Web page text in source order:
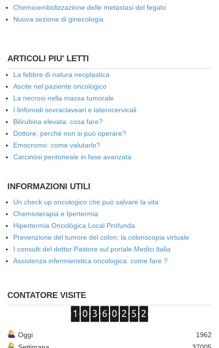
Chemioembolizzazione delle metastasi del fegato
Nuova sezione di ginecologia
ARTICOLI PIU' LETTI
La febbre di natura neoplastica
Ascite nel paziente oncologico
La necrosi nella massa tumorale
I linfonodi sovraclaveari e laterocervicali
Bilirubina elevata: cosa fare?
Dottore, perché non si può operare?
Emocromo: come valutarlo?
Carcinosi peritoneale in fase avanzata
INFORMAZIONI UTILI
Un check up oncologico che può salvare la vita
Chemioterapia e Ipertermia
Hipertermia Oncológica Local Profunda
Prevenzione del tumore del colon: la colonscopia virtuale
I consulti del dottor Pastore sul portale Medici Italia
Assistenza infermieristica oncologica: come fare ?
CONTATORE VISITE
Oggi
1962